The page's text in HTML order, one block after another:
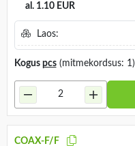
al. 1.10 EUR
Laos:
Kogus pcs(mitmekordsus: 1)
COAX-F/F